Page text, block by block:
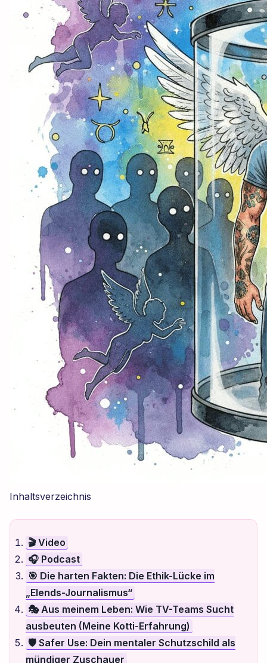
Inhaltsverzeichnis
🎬 Video
🎧 Podcast
🎯 Die harten Fakten: Die Ethik-Lücke im
„Elends-Journalismus“
🎭 Aus meinem Leben: Wie TV-Teams Sucht
ausbeuten (Meine Kotti-Erfahrung)
🛡️ Safer Use: Dein mentaler Schutzschild als
mündiger Zuschauer